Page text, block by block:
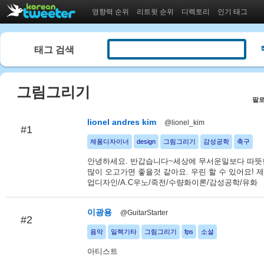
영향력 순위 리트윗 순위 디렉토리 인기 태그
태그 검색
그림그리기 팔
#1
lionel andres kim @lionel_kim
제품디자이너 design 그림그리기 감성공학 축구
안녕하세요. 반갑습니다~세상에 무서운일보다 따
많이 오고가면 좋을것 같아요. 우린 할 수 있어요!
업디자인/A.C우노/죽전/수량화이론/감성공학/유화
#2
이광용 @GuitarStarter
음악 일렉기타 그림그리기 fps 소설
아티스트